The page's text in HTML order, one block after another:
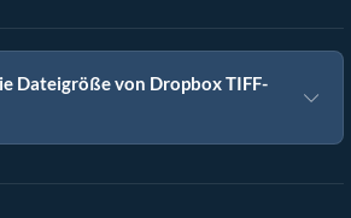
Dateigröße von Dropbox TIFF-